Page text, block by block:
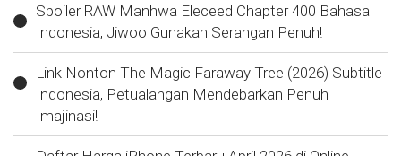
Spoiler RAW Manhwa Eleceed Chapter 400 Bahasa
Indonesia, Jiwoo Gunakan Serangan Penuh!
Link Nonton The Magic Faraway Tree (2026) Subtitle
Indonesia, Petualangan Mendebarkan Penuh
Imajinasi!